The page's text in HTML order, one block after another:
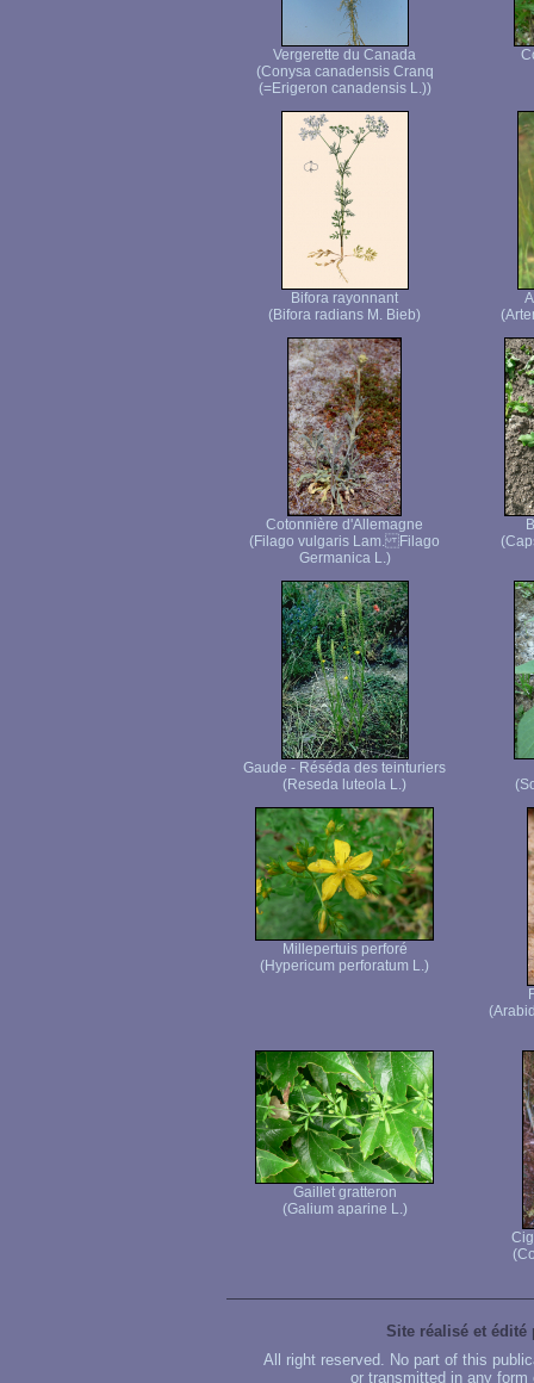
Vergerette du Canada
(Conysa canadensis Cranq
(=Erigeron canadensis L.))
Bifora rayonnant
(Bifora radians M. Bieb)
Cotonnière d'Allemagne
(Filago vulgaris Lam. Filago
Germanica L.)
Gaude - Réséda des teinturiers
(Reseda luteola L.)
Millepertuis perforé
(Hypericum perforatum L.)
Gaillet gratteron
(Galium aparine L.)
Site réalisé et édité
All right reserved. No part of this
or transmitted in any